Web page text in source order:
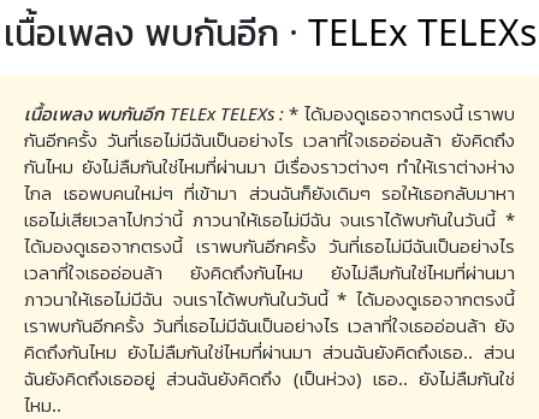
เนื้อเพลง พบกันอีก · TELEx TELEXs
เนื้อเพลง พบกันอีก TELEx TELEXs :* ได้มองดูเธอจากตรงนี้ เราพบ
กันอีกครั้ง วันที่เธอไม่มีฉันเป็นอย่างไร เวลาที่ใจเธออ่อนล้า ยังคิดถึง
กันไหม ยังไม่ลืมกันใช่ไหมที่ผ่านมา มีเรื่องราวต่างๆ ทำให้เราต่างห่าง
ไกล เธอพบคนใหม่ๆ ที่เข้ามา ส่วนฉันก็ยังเดิมๆ รอให้เธอกลับมาหา
เธอไม่เสียเวลาไปกว่านี้ ภาวนาให้เธอไม่มีฉัน จนเราได้พบกันในวันนี้ *
ได้มองดูเธอจากตรงนี้ เราพบกันอีกครั้ง วันที่เธอไม่มีฉันเป็นอย่างไร
เวลาที่ใจเธออ่อนล้า ยังคิดถึงกันไหม ยังไม่ลืมกันใช่ไหมที่ผ่านมา
ภาวนาให้เธอไม่มีฉัน จนเราได้พบกันในวันนี้ * ได้มองดูเธอจากตรงนี้
เราพบกันอีกครั้ง วันที่เธอไม่มีฉันเป็นอย่างไร เวลาที่ใจเธออ่อนล้า ยัง
คิดถึงกันไหม ยังไม่ลืมกันใช่ไหมที่ผ่านมา ส่วนฉันยังคิดถึงเธอ.. ส่วน
ฉันยังคิดถึงเธออยู่ ส่วนฉันยังคิดถึง (เป็นห่วง) เธอ.. ยังไม่ลืมกันใช่
ไหม..